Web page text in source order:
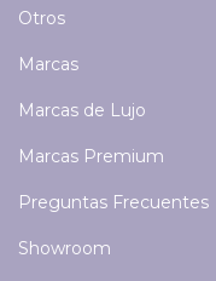
Otros
Marcas
Marcas de Lujo
Marcas Premium
Preguntas Frecuentes
Showroom